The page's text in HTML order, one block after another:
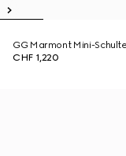
GG Marmont Mini-
CHF 1,220